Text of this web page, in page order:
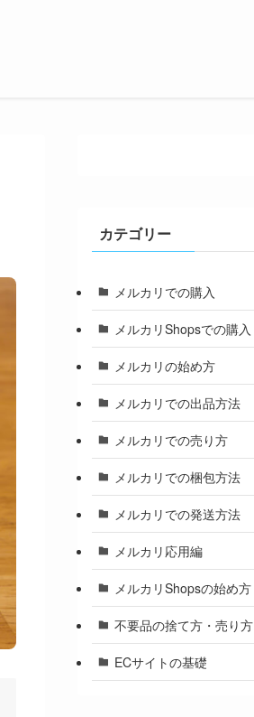
カテゴリー
メルカリでの購入
メルカリShopsでの購入
メルカリの始め方
メルカリでの出品方法
メルカリでの売り方
メルカリでの梱包方法
メルカリでの発送方法
メルカリ応用編
メルカリShopsの始め方
不要品の捨て方・売り方
ECサイトの基礎